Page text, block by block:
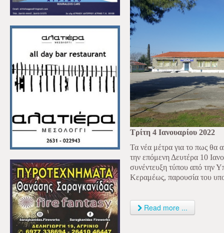
Τρίτη 4 Ιανουαρίου 2022
Τα νέα μέτρα για το πως θα
την επόμενη Δευτέρα 10
συνέντευξη τύπου από την
Κεραμέως, παρουσία του
Read more ...